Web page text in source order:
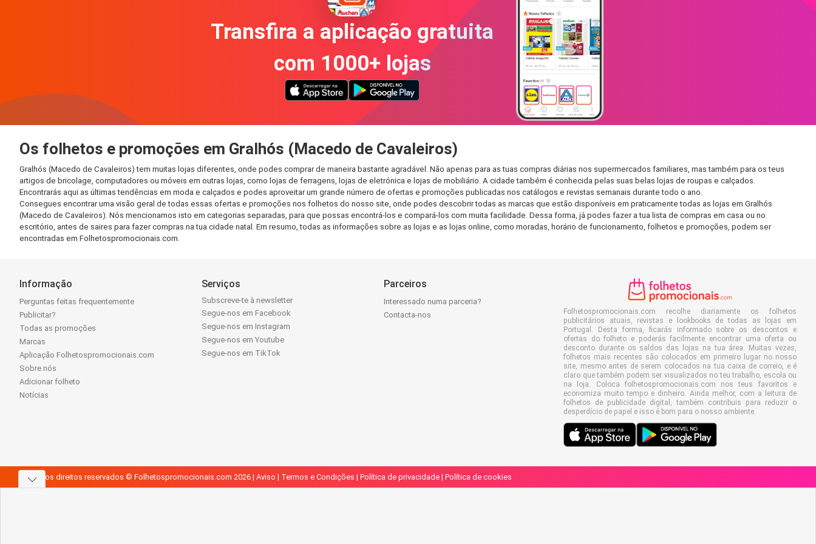
Transfira a aplicação gratuita
com 1000+ lojas
Os folhetos e promoções em Gralhós (Macedo de Cavaleiros)
Gralhós (Macedo de Cavaleiros) tem muitas lojas diferentes, onde podes comprar de maneira bastante agradável. Não apenas para as tuas compras diárias nos supermercados familiares, mas também para os teus
artigos de bricolage, computadores ou móveis em outras lojas, como lojas de ferragens, lojas de eletrónica e lojas de mobiliário. A cidade também é conhecida pelas suas belas lojas de roupas e calçados.
Encontrarás aqui as últimas tendências em moda e calçados e podes aproveitar um grande número de ofertas e promoções publicadas nos catálogos e revistas semanais durante todo o ano.
Consegues encontrar uma visão geral de todas essas ofertas e promoções nos folhetos do nosso site, onde podes descobrir todas as marcas que estão disponíveis em praticamente todas as lojas em Gralhós
(Macedo de Cavaleiros). Nós mencionamos isto em categorias separadas, para que possas encontrá-los e compará-los com muita facilidade. Dessa forma, já podes fazer a tua lista de compras em casa ou no
escritório, antes de saires para fazer compras na tua cidade natal. Em resumo, todas as informações sobre as lojas e as lojas online, como moradas, horário de funcionamento, folhetos e promoções, podem ser
encontradas em Folhetospromocionais.com.
Informação
Perguntas feitas frequentemente
Publicitar?
Todas as promoções
Marcas
Aplicação Folhetospromocionais.com
Sobre nós
Adicionar folheto
Notícias
Serviços
Subscreve-te à newsletter
Segue-nos em Facebook
Segue-nos em Instagram
Segue-nos em Youtube
Segue-nos em TikTok
Parceiros
Interessado numa parceria?
Contacta-nos
Folhetospromocionais.com recolhe diariamente os folhetos
publicitários atuais, revistas e lookbooks de todas as lojas em
Portugal. Desta forma, ficarás informado sobre os descontos e
ofertas do folheto e poderás facilmente encontrar uma oferta ou
desconto durante os saldos das lojas na tua área. Muitas vezes,
folhetos mais recentes são colocados em primeiro lugar no nosso
site, mesmo antes de serem colocados na tua caixa de correio, e é
claro que também podem ser visualizados no teu trabalho, escola ou
na loja. Coloca folhetospromocionais.com nos teus favoritos e
economiza muito tempo e dinheiro. Ainda melhor, com a leitura de
folhetos de publicidade digital, também contribuis para reduzir o
desperdício de papel e isso é bom para o nosso ambiente.
Todos os direitos reservados © Folhetospromocionais.com 2026 | Aviso | Termos e Condições | Política de privacidade | Política de cookies